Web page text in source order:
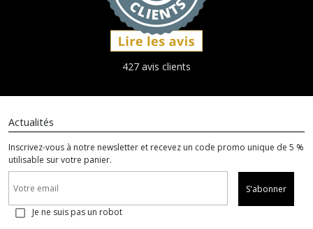
427 avis clients
Actualités
Inscrivez-vous à notre newsletter et recevez un code promo unique de 5 %
utilisable sur votre panier.
S'abonner
Je ne suis pas un robot